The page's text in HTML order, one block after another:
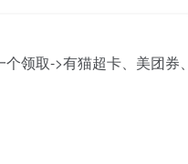
领取->有猫超卡、美团券、